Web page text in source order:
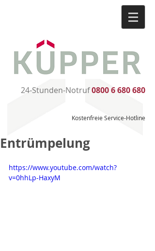
24-Stunden-Notruf0800 6 680 680
Kostenfreie Service-Hotline
Entrümpelung
https://www.youtube.com/watch?
v=0hhLp-HaxyM